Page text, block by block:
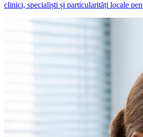
clinici, specialiști și particularități locale